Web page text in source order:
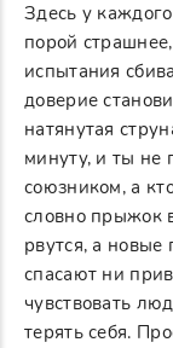
Здесь у
порой
испытания
доверие
натянутая
минуту, и ты не
союзником, а
словно прыжок
рвутся, а
спасают ни
чувствовать
терять себя.